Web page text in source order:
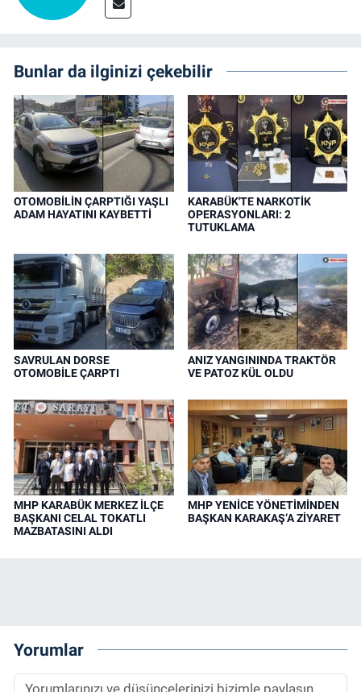
Bunlar da ilginizi çekebilir
OTOMOBİLİN ÇARPTIĞI YAŞLI
ADAM HAYATINI KAYBETTİ
KARABÜK'TE NARKOTİK
OPERASYONLARI: 2
TUTUKLAMA
SAVRULAN DORSE
OTOMOBİLE ÇARPTI
ANIZ YANGININDA TRAKTÖR
VE PATOZ KÜL OLDU
MHP KARABÜK MERKEZ İLÇE
BAŞKANI CELAL TOKATLI
MAZBATASINI ALDI
MHP YENİCE YÖNETİMİNDEN
BAŞKAN KARAKAŞ’A ZİYARET
Yorumlar